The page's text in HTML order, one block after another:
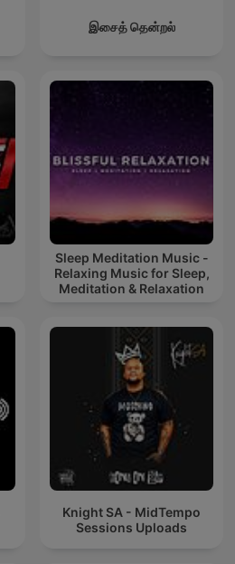
இசைத் தென்றல்
Sleep Meditation Music -
Relaxing Music for Sleep,
Meditation & Relaxation
Knight SA - MidTempo
Sessions Uploads